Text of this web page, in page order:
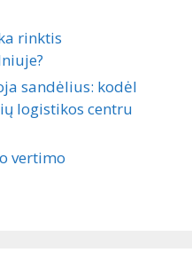
rinktis
sandėlius: kodėl
logistikos centru
vertimo